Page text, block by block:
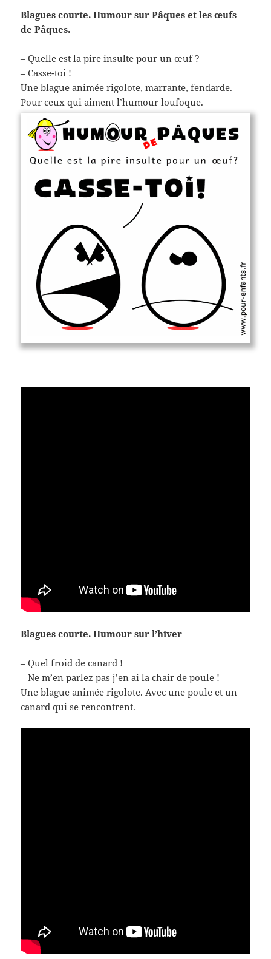
Blagues courte. Humour sur Pâques et les œufs
de Pâques.
– Quelle est la pire insulte pour un œuf ?
– Casse-toi !
Une blague animée rigolote, marrante, fendarde.
Pour ceux qui aiment l’humour loufoque.
Blagues courte. Humour sur l’hiver
– Quel froid de canard !
– Ne m’en parlez pas j’en ai la chair de poule !
Une blague animée rigolote. Avec une poule et un
canard qui se rencontrent.